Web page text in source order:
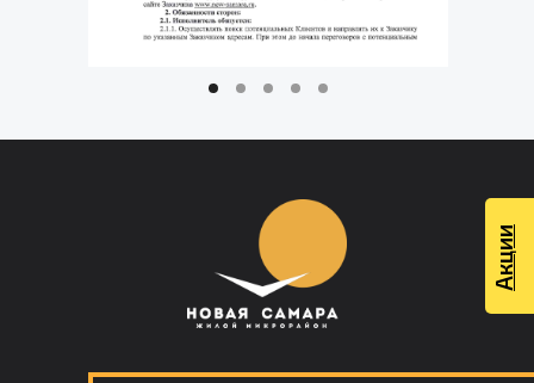
Акции